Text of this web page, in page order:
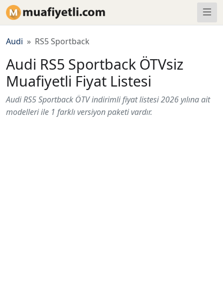
Audi RS5 Sportback
Audi RS5 Sportback ÖTVsiz
Muafiyetli Fiyat Listesi
Audi RS5 Sportback ÖTV indirimli fiyat listesi 2026 yılına ait
modelleri ile 1 farklı versiyon paketi vardır.